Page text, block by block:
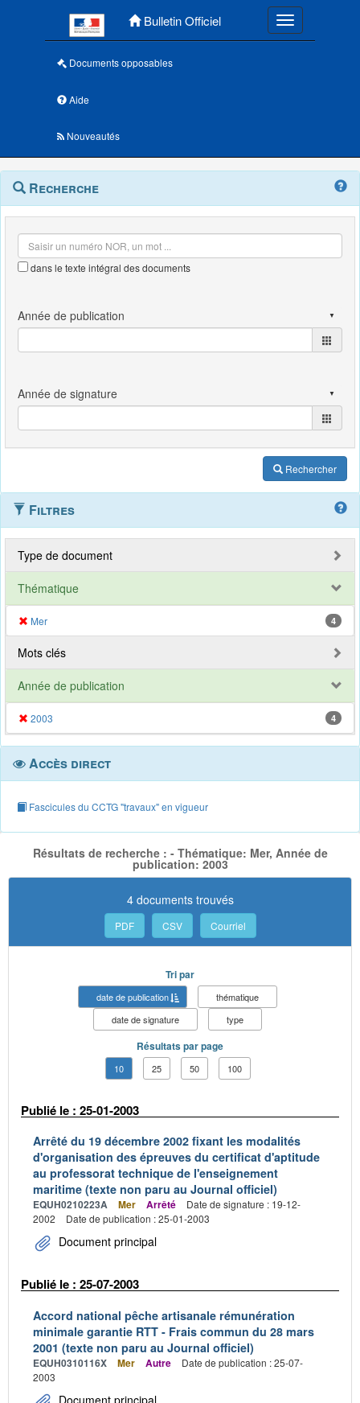
Bulletin Officiel Toggle
Documents opposables
Aide
Nouveautés
Navigation
outils
Menu
contextuel
Recherche
dans le texte intégral des documents
Rechercher
Filtres
Type de document
Thématique
Mer 4
Mots clés
Année de publication
2003 4
Accès direct
Fascicules du CCTG "travaux" en vigueur
Résultats de recherche : - Thématique: Mer, Année de
publication: 2003
4 documents trouvés
PDF CSV Courriel
Tri par
date de publication
thématique
date de signature
type
Résultats par page
10 25 50 100
Publié le : 25-01-2003
Arrêté du 19 décembre 2002 fixant les modalités
d'organisation des épreuves du certificat d'aptitude
au professorat technique de l'enseignement
maritime (texte non paru au Journal officiel)
EQUH0210223A Mer Arrêté
Date de signature : 19-12-
2002
Date de publication : 25-01-2003
Document principal
Publié le : 25-07-2003
Accord national pêche artisanale rémunération
minimale garantie RTT - Frais commun du 28 mars
2001 (texte non paru au Journal officiel)
EQUH0310116X Mer Autre
Date de publication : 25-07-
2003
Document principal